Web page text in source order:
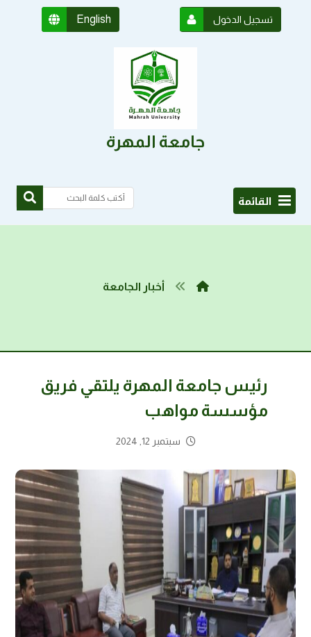
English تسجيل الدخول
جامعة المهرة
القائمة
أخبار الجامعة
رئيس جامعة المهرة يلتقي فريق
مؤسسة مواهب
سبتمبر 12, 2024